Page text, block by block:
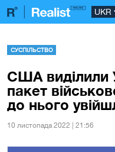
СУСПІЛЬСТВО
США виділили
пакет
до нього
10 листопада 2022 | 21:56